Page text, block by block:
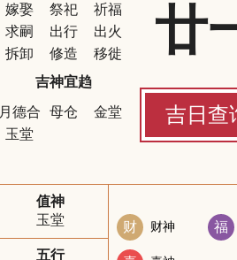
嫁娶 祭祀
祈福
求嗣
出行
出火
拆卸
修造
移徙
吉神宜趋
月德合
母仓
金堂
玉堂
廿
吉日查
值神
玉堂
五行
财 财神 福